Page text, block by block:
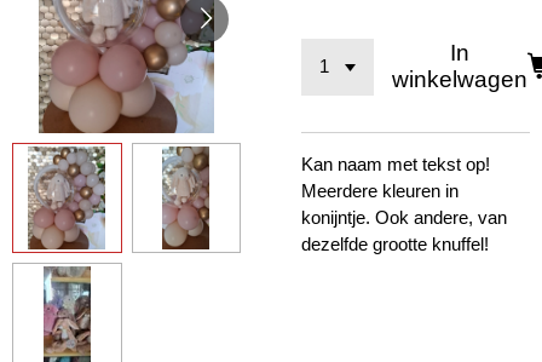
In
winkelwagen
Kan naam met tekst op!
Meerdere kleuren in
konijntje. Ook andere, van
dezelfde grootte knuffel!